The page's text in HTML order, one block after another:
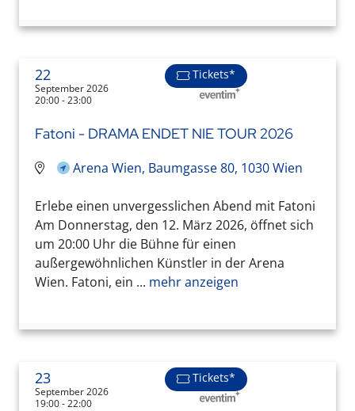
22
September 2026
20:00 - 23:00
Tickets*
Fatoni - DRAMA ENDET NIE TOUR 2026
Arena Wien, Baumgasse 80, 1030 Wien
Erlebe einen unvergesslichen Abend mit Fatoni
Am Donnerstag, den 12. März 2026, öffnet sich
um 20:00 Uhr die Bühne für einen
außergewöhnlichen Künstler in der Arena
Wien. Fatoni, ein ... mehr anzeigen
23
September 2026
19:00 - 22:00
Tickets*